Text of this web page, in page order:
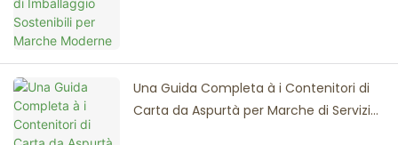
Una Guida Completa à i Contenitori di
Carta da Aspurtà per Marche di Serviziu